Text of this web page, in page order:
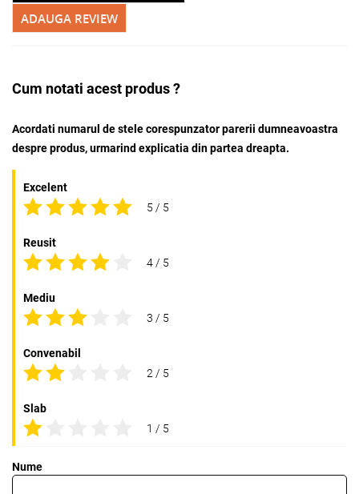
ADAUGA REVIEW
Cum notati acest produs ?
Acordati numarul de stele corespunzator parerii dumneavoastra
despre produs, urmarind explicatia din partea dreapta.
Excelent
5 / 5
Reusit
4 / 5
Mediu
3 / 5
Convenabil
2 / 5
Slab
1 / 5
Nume